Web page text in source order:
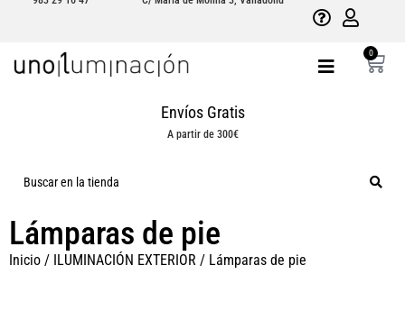
0
Envíos Gratis
A partir de 300€
Lámparas de pie
Inicio / ILUMINACIÓN EXTERIOR / Lámparas de pie